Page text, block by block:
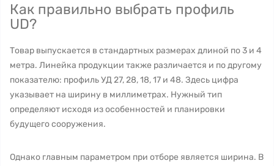
Как правильно выбрать профиль
UD?
Товар выпускается в стандартных размерах длиной по 3 и 4
метра. Линейка продукции также различается и по другому
показателю: профиль УД 27, 28, 18, 17 и 48. Здесь цифра
указывает на ширину в миллиметрах. Нужный тип
определяют исходя из особенностей и планировки
будущего сооружения.
Однако главным параметром при отборе является ширина. В